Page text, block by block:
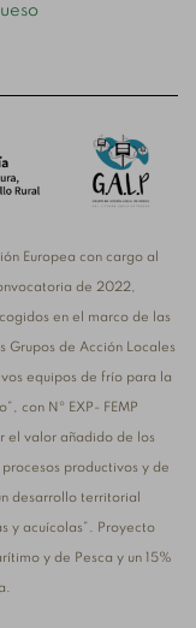
Europea con cargo al
de 2022,
en el marco de las
Grupos de Acción Locales
equipos de frío para la
con Nº EXP- FEMP
el valor añadido de los
productivos y de
desarrollo territorial
y acuícolas”. Proyecto
y de Pesca y un 15%